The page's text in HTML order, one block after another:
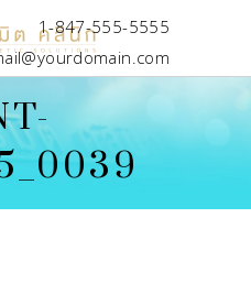
1-847-555-5555